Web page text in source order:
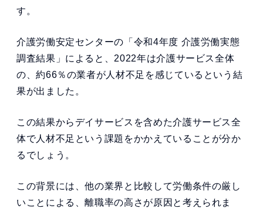
す。
介護労働安定センターの「令和4年度 介護労働実態
調査結果」によると、2022年は介護サービス全体
の、約66％の業者が人材不足を感じているという結
果が出ました。
この結果からデイサービスを含めた介護サービス全
体で人材不足という課題をかかえていることが分か
るでしょう。
この背景には、他の業界と比較して労働条件の厳し
いことによる、離職率の高さが原因と考えられま